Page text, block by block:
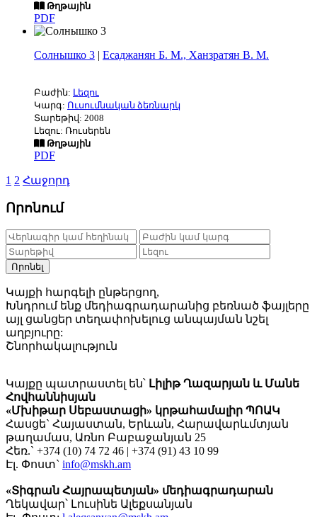
Թղթային
PDF
Солнышко 3 | Есаджанян Б. М., Ханзратян В. М.
Բաժին: Լեզու
Կարգ: Ուսումնական ձեռնարկ
Տարեթիվ: 2008
Լեզու: Ռուսերեն
Թղթային
PDF
1 2 Հաջորդ
Որոնում
Որոնել
Կայքի հարգելի ընթերցող,
Խնդրում ենք մեդիագրադարանից բեռնած ֆայլերը
այլ ցանցեր տեղափոխելուց անպայման նշել
աղբյուրը:
Շնորհակալություն
Կայքը պատրաստել են՝ Լիլիթ Ղազարյան և Մանե
Հովհաննիսյան
«Մխիթար Սեբաստացի» կրթահամալիր ՊՈԱԿ
Հասցե` Հայաստան, Երևան, Հարավարևմտյան
թաղամաս, Առնո Բաբաջանյան 25
Հեռ.` +374 (10) 74 72 46 | +374 (91) 43 10 99
Էլ. Փոստ` info@mskh.am
«Տիգրան Հայրապետյան» մեդիագրադարան
Ղեկավար՝ Լուսինե Ալեքսանյան